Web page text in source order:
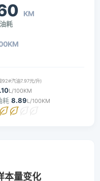
KM
耗
92#汽油7.97元/升)
L/100KM
耗 8.89L/100KM